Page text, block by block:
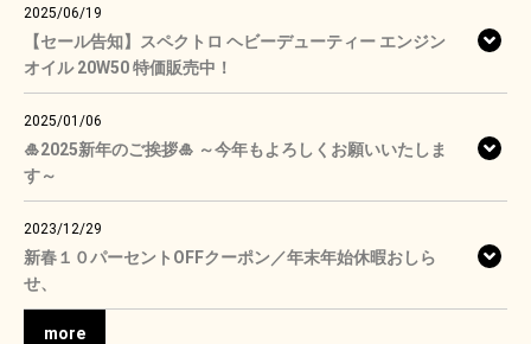
2025/06/19
【セール告知】スペクトロ ヘビーデューティー エンジン
オイル 20W50 特価販売中！
2025/01/06
🎍2025新年のご挨拶🎍 ～今年もよろしくお願いいたしま
す～
2023/12/29
新春１０パーセントOFFクーポン／年末年始休暇おしら
せ、
more